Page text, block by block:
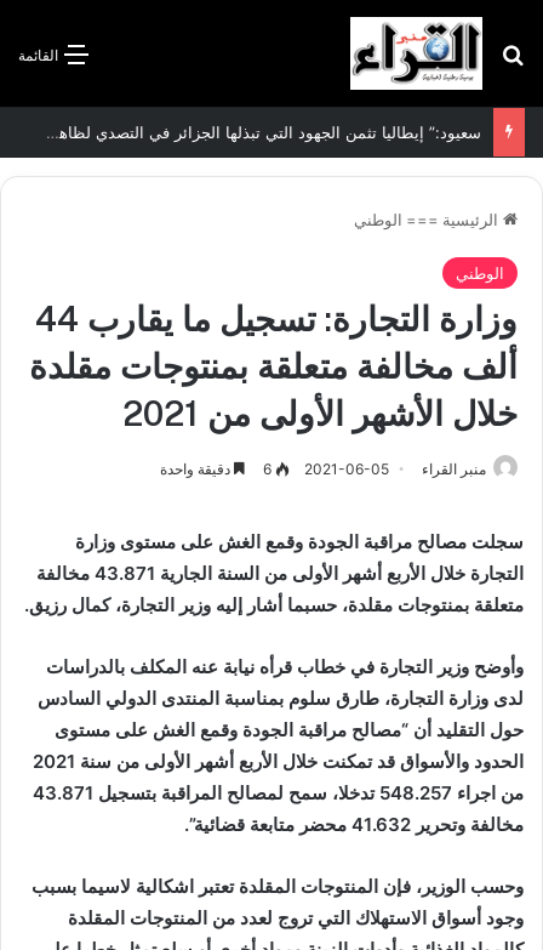
القائمة بحث عن
الاتفاقية الأممية بشأن تغير المناخ :الجزائر تودع مساهمتها الوطنية المحددة لسنة 2026
الرئيسية === الوطني
الوطني
وزارة التجارة: تسجيل ما يقارب 44
ألف مخالفة متعلقة بمنتوجات مقلدة
خلال الأشهر الأولى من 2021
منبر القراء 2021-06-05
6 دقيقة واحدة
سجلت مصالح مراقبة الجودة وقمع الغش على مستوى وزارة
التجارة خلال الأربع أشهر الأولى من السنة الجارية 43.871 مخالفة
متعلقة بمنتوجات مقلدة، حسبما أشار إليه وزير التجارة، كمال رزيق.
وأوضح وزير التجارة في خطاب قرأه نيابة عنه المكلف بالدراسات
لدى وزارة التجارة، طارق سلوم بمناسبة المنتدى الدولي السادس
حول التقليد أن “مصالح مراقبة الجودة وقمع الغش على مستوى
الحدود والأسواق قد تمكنت خلال الأربع أشهر الأولى من سنة 2021
من اجراء 548.257 تدخلا، سمح لمصالح المراقبة بتسجيل 43.871
مخالفة وتحرير 41.632 محضر متابعة قضائية”.
وحسب الوزير، فإن المنتوجات المقلدة تعتبر اشكالية لاسيما بسبب
وجود أسواق الاستهلاك التي تروج لعدد من المنتوجات المقلدة